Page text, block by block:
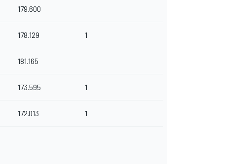
179.600
178.129 1
181.165
173.595 1
172.013 1